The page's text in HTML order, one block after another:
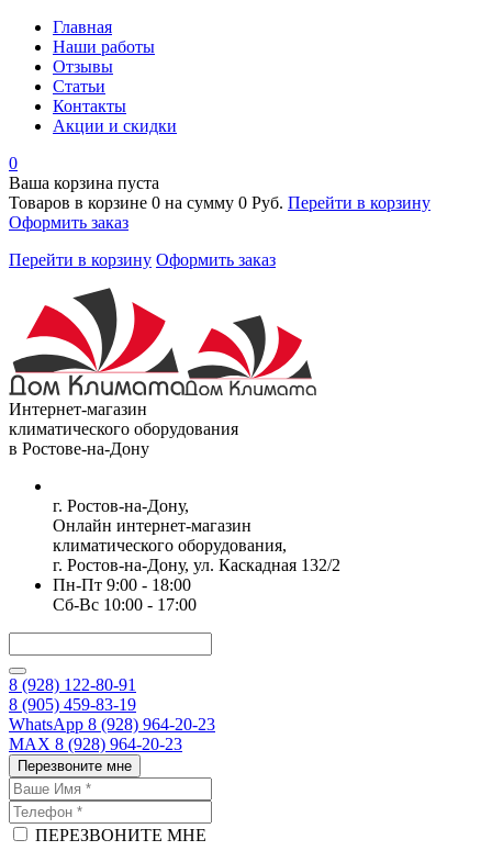
Главная
Наши работы
Отзывы
Статьи
Контакты
Акции и скидки
0
Ваша корзина пуста
Товаров в корзине 0 на сумму 0 Руб. Перейти в корзину
Оформить заказ
Перейти в корзину Оформить заказ
Интернет-магазин
климатического оборудования
в Ростове-на-Дону
г. Ростов-на-Дону,
Онлайн интернет-магазин
климатического оборудования,
г. Ростов-на-Дону, ул. Каскадная 132/2
Пн-Пт 9:00 - 18:00
Сб-Вс 10:00 - 17:00
8 (928) 122-80-91
8 (905) 459-83-19
WhatsApp 8 (928) 964-20-23
MAX 8 (928) 964-20-23
Перезвоните мне
ПЕРЕЗВОНИТЕ МНЕ